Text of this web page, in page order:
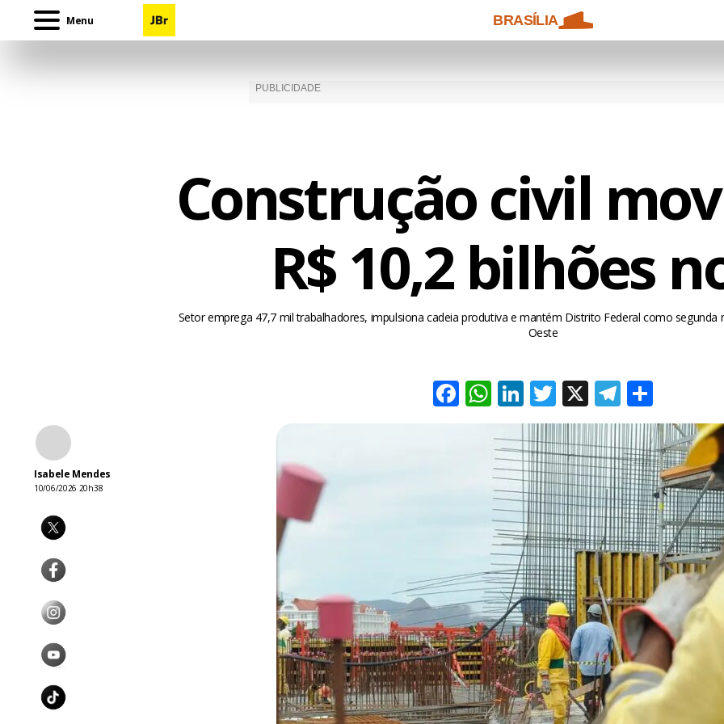
Menu BRASÍLIA
Construção civil
R$ 10,2 bilhões
Setor emprega 47,7 mil trabalhadores, impulsiona cadeia produtiva e mantém Distrito Federal como
Oeste
Facebook
WhatsApp
LinkedIn
Twitter
X
Isabele Mendes
10/06/2026 20h38